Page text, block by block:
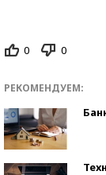
0 0
РЕКОМЕНДУЕМ: